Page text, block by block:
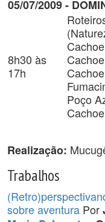
05/07/2009 -
8h30 às
17h
Poço
Realização:
Trabalhos
sobre aventura Por